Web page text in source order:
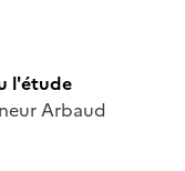
l'étude
Arbaud